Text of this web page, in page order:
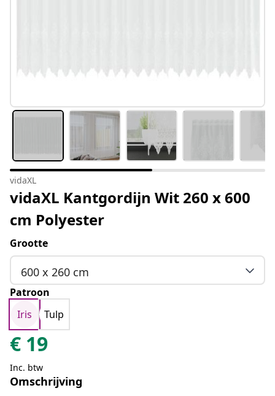
vidaXL
vidaXL Kantgordijn Wit 260 x 600
cm Polyester
Grootte
600 x 260 cm
Patroon
Iris
Tulp
€ 19
Inc. btw
Omschrijving